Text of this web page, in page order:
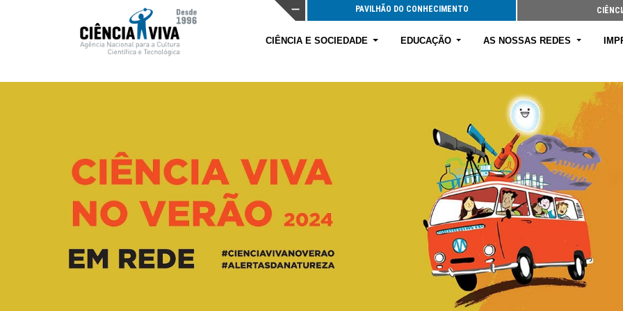
PAVILHÃO DO CONHECIMENTO
CIÊNCIA E SOCIEDADE EDUCAÇÃO AS NOSSAS REDES